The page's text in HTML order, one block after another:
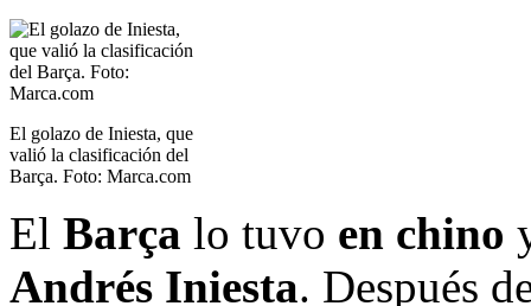
El golazo de Iniesta, que
valió la clasificación del
Barça. Foto: Marca.com
El Barça lo tuvo en chino
Andrés Iniesta. Después